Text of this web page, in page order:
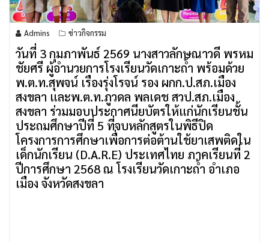
Admins ข่าวกิจกรรม
วันที่ 3 กุมภาพันธ์ 2569 นางสาวลักษณาวดี พรหม
ชัยศรี ผู้อำนวยการโรงเรียนวัดเกาะถ้ำ พร้อมด้วย
พ.ต.ท.สุพจน์ เรืองรุ่งโรจน์ รอง ผกก.ป.สภ.เมือง
สงขลา และพ.ต.ท.ภูวดล พลเดช สวป.สภ.เมือง
สงขลา ร่วมมอบประกาศนียบัตรให้แก่นักเรียนชั้น
ประถมศึกษาปีที่ 5 ที่จบหลักสูตรในพิธีปิด
โครงการการศึกษาเพื่อการต่อต้านใช้ยาเสพติดใน
เด็กนักเรียน (D.A.R.E) ประเทศไทย ภาคเรียนที่ 2
ปีการศึกษา 2568 ณ โรงเรียนวัดเกาะถ้ำ อำเภอ
เมือง จังหวัดสงขลา